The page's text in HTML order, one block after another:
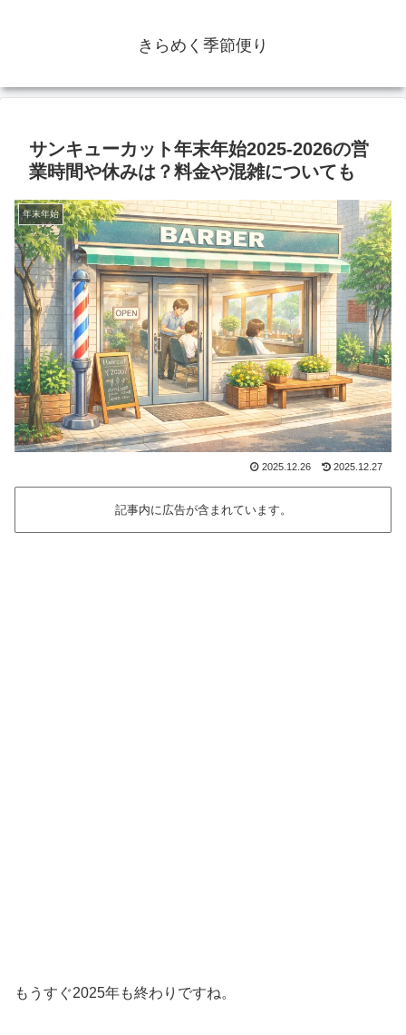
きらめく季節便り
サンキューカット年末年始2025-2026の営
業時間や休みは？料金や混雑についても
年末年始
2025.12.26 2025.12.27
記事内に広告が含まれています。
もうすぐ2025年も終わりですね。